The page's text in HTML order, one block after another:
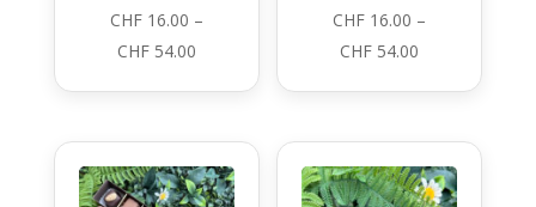
CHF16.00 –
CHF54.00Preisspanne:
CHF 16.00
CHF 54.00
CHF 16.00 –
CHF 54.00
CHF 16.00
CHF 54.00